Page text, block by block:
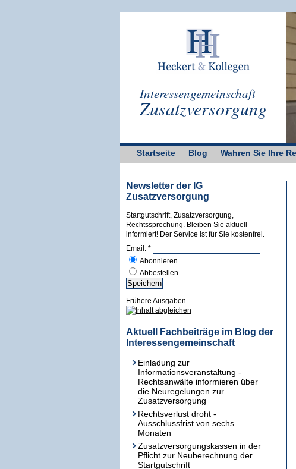
Interessengemeinschaft
Zusatzversorgung
Startseite Blog Wahren Sie Ihre
Newsletter der IG
Zusatzversorgung
Startgutschrift, Zusatzversorgung,
Rechtssprechung. Bleiben Sie aktuell
informiert! Der Service ist für Sie kostenfrei.
Email: *
Abonnieren
Abbestellen
Frühere Ausgaben
Aktuell Fachbeiträge im Blog der
Interessengemeinschaft
Einladung zur
Informationsveranstaltung -
Rechtsanwälte informieren über
die Neuregelungen zur
Zusatzversorgung
Rechtsverlust droht -
Ausschlussfrist von sechs
Monaten
Zusatzversorgungskassen in der
Pflicht zur Neuberechnung der
Startgutschrift